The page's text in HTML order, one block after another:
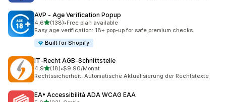
AVP ‑ Age Verification Popup
4,6stelle su 5
(138)
138 recensioni totali
•Free plan available
Easy age verification: 18+ pop-up for safe premium checks
Built for Shopify
IT‑Recht AGB‑Schnittstelle
4,9stelle su 5
(18)
18 recensioni totali
•$9.90/Monat
Rechtssicherheit: Automatische Aktualisierung der Rechtstexte
EA• Accessibilità ADA WCAG EAA